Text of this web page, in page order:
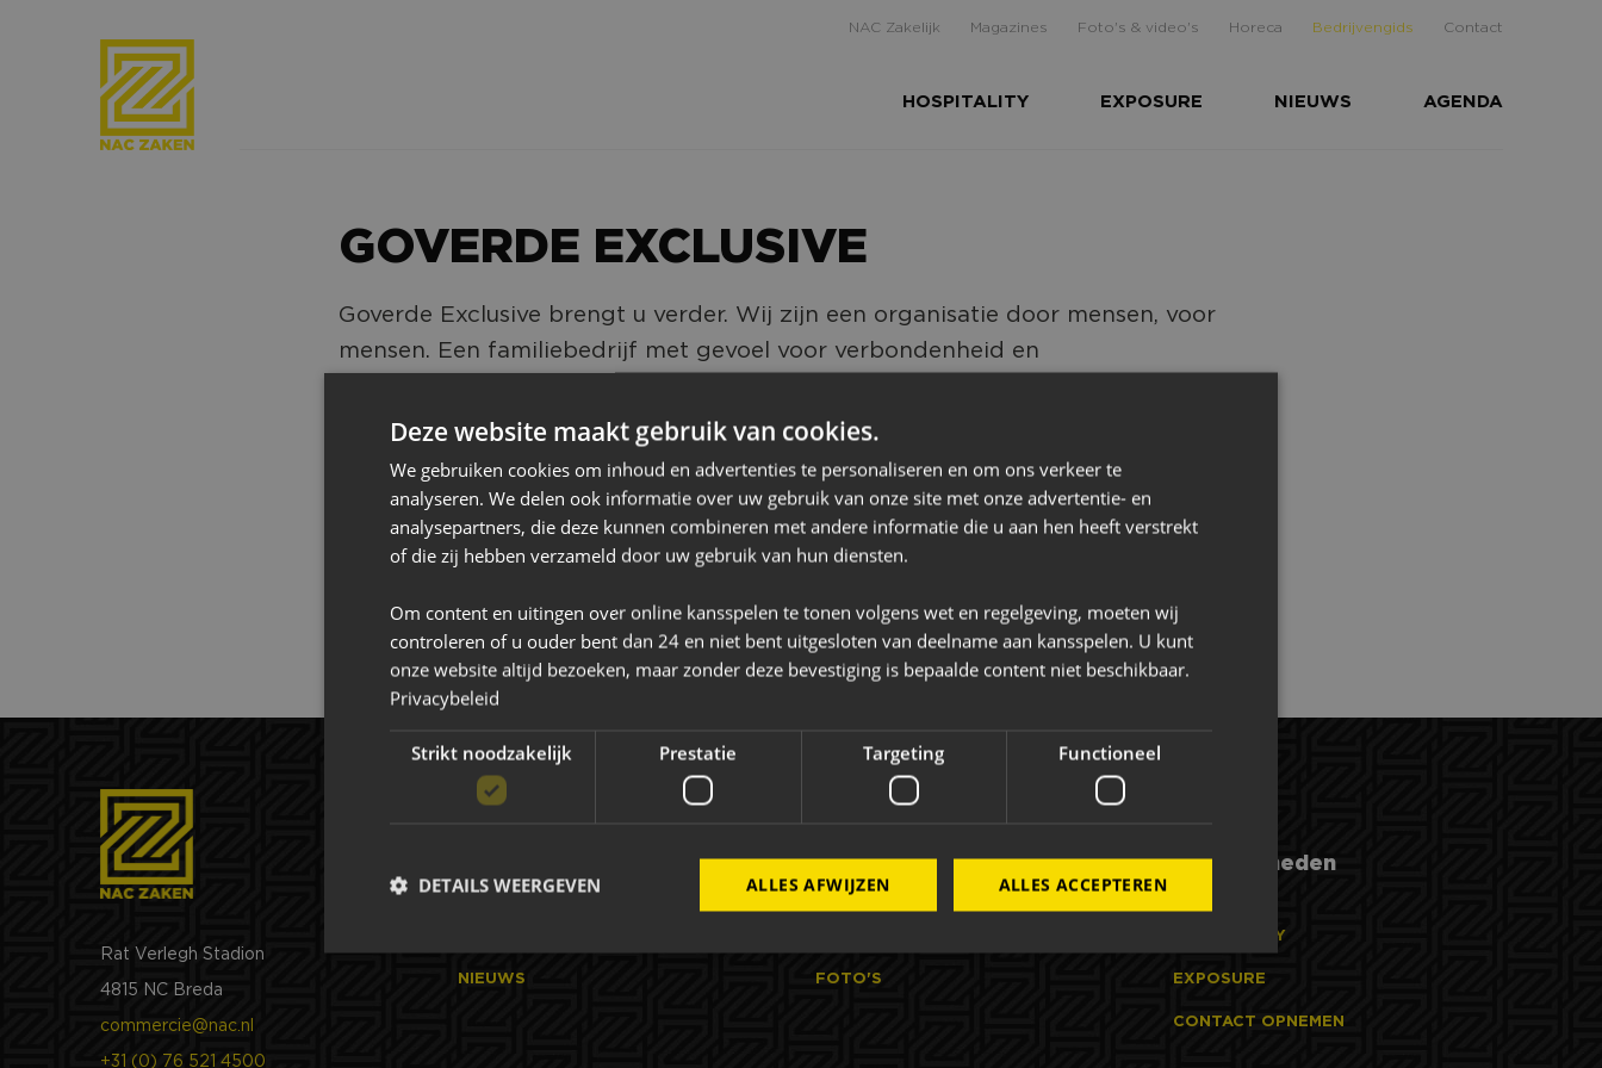
NAC Zakelijk Magazines Foto's & video's Horeca Bedrijvengids Contact
HOSPITALITY EXPOSURE NIEUWS AGENDA
GOVERDE EXCLUSIVE
Goverde Exclusive brengt u verder. Wij zijn een organisatie door mensen, voor
mensen. Een familiebedrijf met gevoel voor verbondenheid en
personenvervoer in het westen van Noord-Brabant.
Bekijk de website
exclusive@goverde.nl
Rat Verlegh Stadion
4815 NC Breda
commercie@nac.nl
+31 (0) 76 521 4500
NIEUWS
Evenementen
FOTO'S
Mogelijkheden
HOSPITALITY
EXPOSURE
CONTACT OPNEMEN
Deze website maakt gebruik van cookies.
We gebruiken cookies om inhoud en advertenties te personaliseren en om ons verkeer te
analyseren. We delen ook informatie over uw gebruik van onze site met onze advertentie- en
analysepartners, die deze kunnen combineren met andere informatie die u aan hen heeft verstrekt
of die zij hebben verzameld door uw gebruik van hun diensten.
Om content en uitingen over online kansspelen te tonen volgens wet en regelgeving, moeten wij
controleren of u ouder bent dan 24 en niet bent uitgesloten van deelname aan kansspelen. U kunt
onze website altijd bezoeken, maar zonder deze bevestiging is bepaalde content niet beschikbaar.
Privacybeleid
Strikt noodzakelijk Prestatie Targeting Functioneel
ALLES ACCEPTEREN
ALLES AFWIJZEN
DETAILS WEERGEVEN